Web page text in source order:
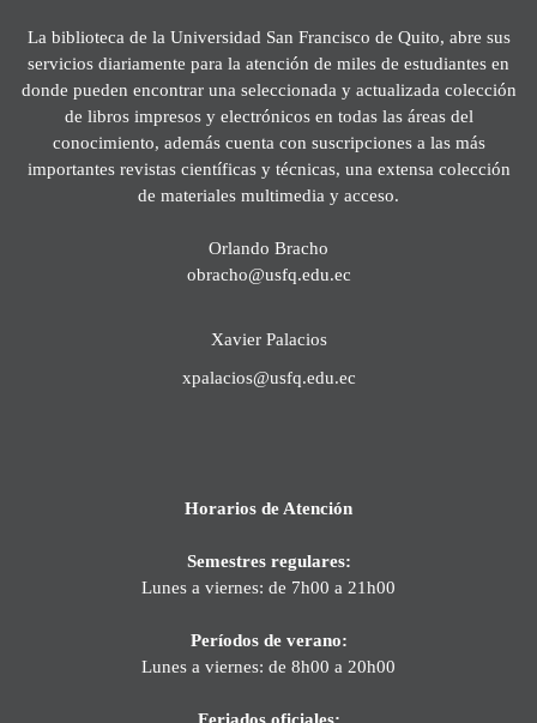
La biblioteca de la Universidad San Francisco de Quito, abre sus
servicios diariamente para la atención de miles de estudiantes en
donde pueden encontrar una seleccionada y actualizada colección
de libros impresos y electrónicos en todas las áreas del
conocimiento, además cuenta con suscripciones a las más
importantes revistas científicas y técnicas, una extensa colección
de materiales multimedia y acceso.
Orlando Bracho
obracho@usfq.edu.ec
Xavier Palacios
xpalacios@usfq.edu.ec
Horarios de Atención
Semestres regulares:
Lunes a viernes: de 7h00 a 21h00
Períodos de verano:
Lunes a viernes: de 8h00 a 20h00
Feriados oficiales: